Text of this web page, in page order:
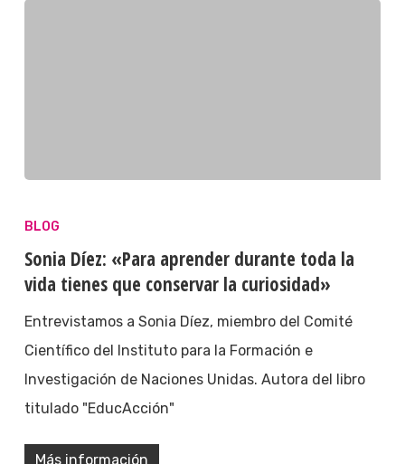
BLOG
Sonia Díez: «Para aprender durante toda la
vida tienes que conservar la curiosidad»
Entrevistamos a Sonia Díez, miembro del Comité
Científico del Instituto para la Formación e
Investigación de Naciones Unidas. Autora del libro
titulado "EducAcción"
Más información